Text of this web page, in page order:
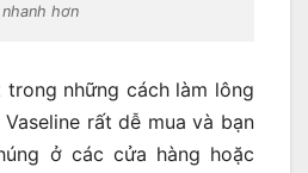
nhanh hơn
trong những cách làm lông
rất dễ mua và bạn
ở các cửa hàng hoặc